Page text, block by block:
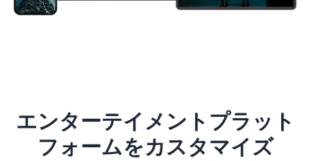
エンターテイメントプラット
フォームをカスタマイズ